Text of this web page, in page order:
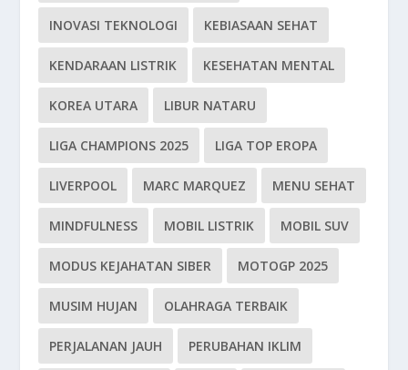
INOVASI TEKNOLOGI KEBIASAAN SEHAT
KENDARAAN LISTRIK KESEHATAN MENTAL
KOREA UTARA LIBUR NATARU
LIGA CHAMPIONS 2025 LIGA TOP EROPA
LIVERPOOL MARC MARQUEZ MENU SEHAT
MINDFULNESS MOBIL LISTRIK MOBIL SUV
MODUS KEJAHATAN SIBER MOTOGP 2025
MUSIM HUJAN OLAHRAGA TERBAIK
PERJALANAN JAUH PERUBAHAN IKLIM